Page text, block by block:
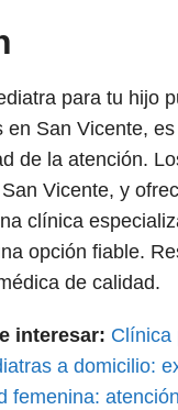
para tu hijo
en San Vicente,
de la atención.
Vicente, y
clínica
opción fiable.
de calidad.
interesar: Clínica
a domicilio:
femenina: